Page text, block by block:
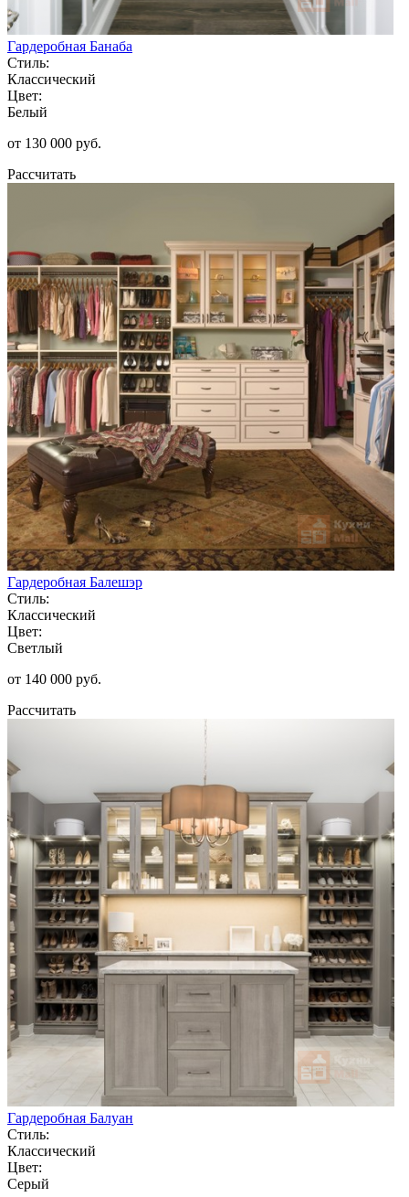
Гардеробная Банаба
Стиль:
Классический
Цвет:
Белый
от 130 000 руб.
Рассчитать
Гардеробная Балешэр
Стиль:
Классический
Цвет:
Светлый
от 140 000 руб.
Рассчитать
Гардеробная Балуан
Стиль:
Классический
Цвет:
Серый